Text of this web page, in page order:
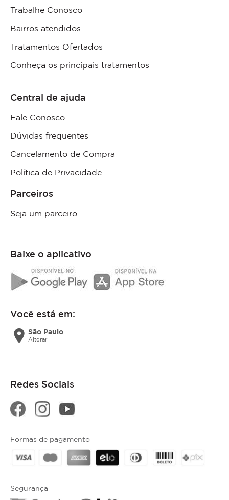
Trabalhe Conosco
Bairros atendidos
Tratamentos Ofertados
Conheça os principais tratamentos
Central de ajuda
Fale Conosco
Dúvidas frequentes
Cancelamento de Compra
Política de Privacidade
Parceiros
Seja um parceiro
Baixe o aplicativo
Você está em:
location_on São Paulo
Alterar
Redes Sociais
Segurança
Formas de pagamento